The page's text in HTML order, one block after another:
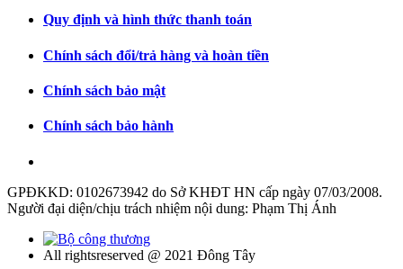
Quy định và hình thức thanh toán
Chính sách đổi/trả hàng và hoàn tiền
Chính sách bảo mật
Chính sách bảo hành
GPĐKKD: 0102673942 do Sở KHĐT HN cấp ngày 07/03/2008.
Người đại diện/chịu trách nhiệm nội dung: Phạm Thị Ánh
All rightsreserved @ 2021 Đông Tây